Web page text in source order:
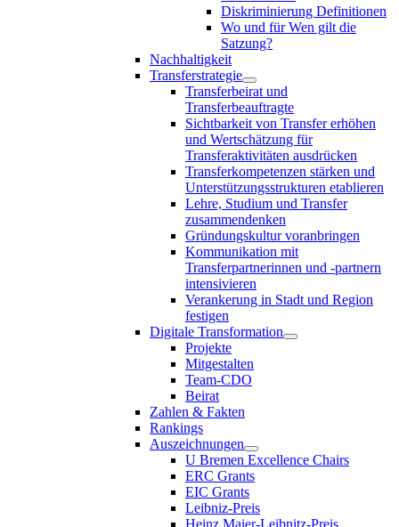
Diskriminierung Definitionen
Wo und für Wen gilt die
Satzung?
Nachhaltigkeit
Transferstrategie
Transferbeirat und
Transferbeauftragte
Sichtbarkeit von Transfer erhöhen
und Wertschätzung für
Transferaktivitäten ausdrücken
Transferkompetenzen stärken und
Unterstützungsstrukturen etablieren
Lehre, Studium und Transfer
zusammendenken
Gründungskultur voranbringen
Kommunikation mit
Transferpartnerinnen und -partnern
intensivieren
Verankerung in Stadt und Region
festigen
Digitale Transformation
Projekte
Mitgestalten
Team-CDO
Beirat
Zahlen & Fakten
Rankings
Auszeichnungen
U Bremen Excellence Chairs
ERC Grants
EIC Grants
Leibniz-Preis
Heinz Maier-Leibnitz-Preis